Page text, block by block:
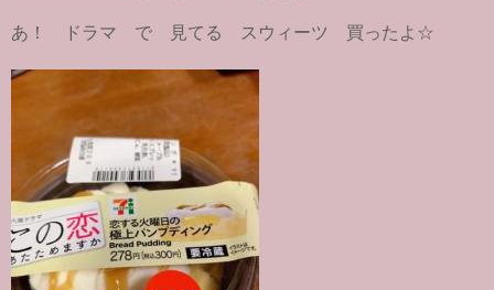
あ！ ドラマ で 見てる スウィーツ 買ったよ☆